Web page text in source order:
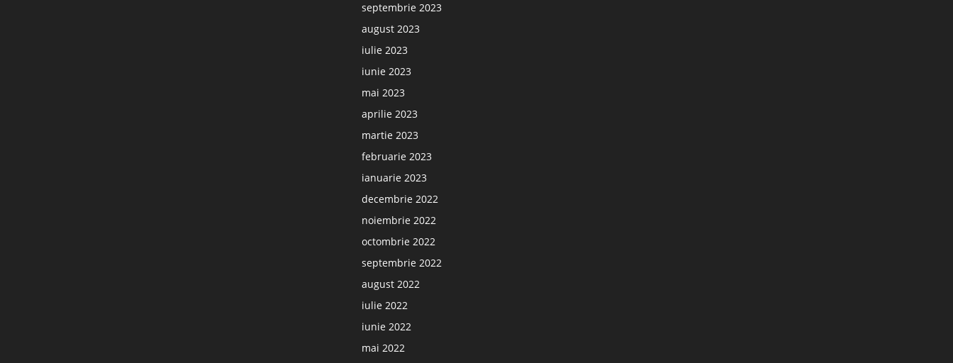
septembrie 2023
august 2023
iulie 2023
iunie 2023
mai 2023
aprilie 2023
martie 2023
februarie 2023
ianuarie 2023
decembrie 2022
noiembrie 2022
octombrie 2022
septembrie 2022
august 2022
iulie 2022
iunie 2022
mai 2022